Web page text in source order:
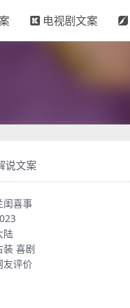
电视剧文案
说文案
闺喜事
陆
装 喜剧
友评价